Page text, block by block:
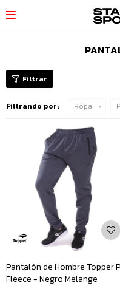

Filtrando por: Ropa
Pantalón de Hombre Topper
Fleece - Negro Melange